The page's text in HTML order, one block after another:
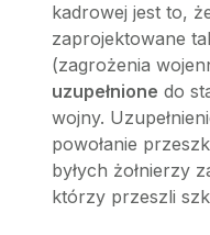
kadrowej jest to,
zaprojektowane
(zagrożenia
uzupełnione do
wojny.
powołanie
byłych żołnierzy
którzy przeszli